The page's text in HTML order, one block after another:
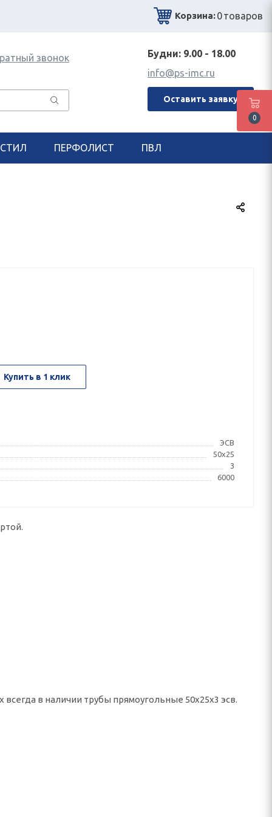
Корзина:0товаров
звонок
Будни: 9.00 - 18.00
info@ps-imc.ru
Оставить заявку
ПЕРФОЛИСТ ПВЛ
Купить в 1 клик
ЭСВ
50x25
3
6000
в наличии трубы прямоугольные 50х25х3 эсв.
0